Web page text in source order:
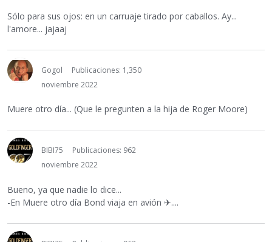
Sólo para sus ojos: en un carruaje tirado por caballos. Ay...
l'amore... jajaaj
Gogol
Publicaciones: 1,350
noviembre 2022
Muere otro día... (Que le pregunten a la hija de Roger Moore)
BIBI75
Publicaciones: 962
noviembre 2022
Bueno, ya que nadie lo dice...
-En Muere otro día Bond viaja en avión ✈....